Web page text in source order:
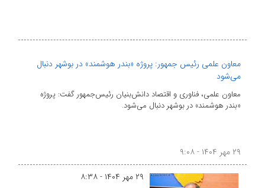
معاون علمی رئیس جمهور: پروژه «بندر هوشمند» در بوشهر دنبال
می‌شود
معاون علمی، فناوری و اقتصاد دانش‌بنیان رئیس‌جمهور گفت: پروژه
«بندر هوشمند» در بوشهر دنبال می‌شود.
۲۹ مهر ۱۴۰۴ - ۹:۰۸
۲۹ مهر ۱۴۰۴ - ۸:۳۸